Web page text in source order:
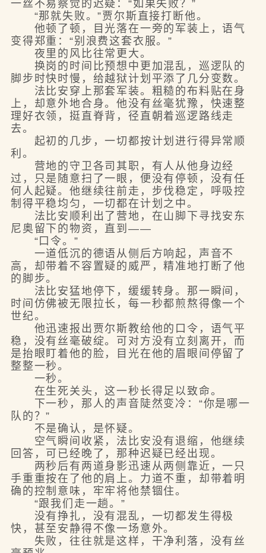
一丝不易察觉的迟疑：“如果失败？”
“那就失败。”贾尔斯直接打断他。
他顿了顿，目光落在一旁的军装上，语气
变得郑重：“别浪费这套衣服。”
夜里的风比往常更大。
换岗的时间比预想中更加混乱，巡逻队的
脚步时快时慢，给越狱计划平添了几分变数。
法比安穿上那套军装。粗糙的布料贴在身
上，却意外地合身。他没有丝毫犹豫，快速整
理好衣领，挺直脊背，径直朝着巡逻路线走
去。
起初的几步，一切都按计划进行得异常顺
利。
营地的守卫各司其职，有人从他身边经
过，只是随意扫了一眼，便没有停顿，没有任
何人起疑。他继续往前走，步伐稳定，呼吸控
制得平稳均匀，一切都在计划之中。
法比安顺利出了营地，在山脚下寻找安东
尼奥留下的物资，直到——
“口令。”
一道低沉的德语从侧后方响起，声音不
高，却带着不容置疑的威严，精准地打断了他
的脚步。
法比安猛地停下，缓缓转身。那一瞬间，
时间仿佛被无限拉长，每一秒都煎熬得像一个
世纪。
他迅速报出贾尔斯教给他的口令，语气平
稳，没有丝毫破绽。可对方没有立刻离开，而
是抬眼盯着他的脸，目光在他的眉眼间停留了
整整一秒。
一秒。
在生死关头，这一秒长得足以致命。
下一秒，那人的声音陡然变冷：“你是哪一
队的？”
不是确认，是怀疑。
空气瞬间收紧，法比安没有退缩，他继续
回答，可已经晚了，那种迟疑已经出现。
两秒后有两道身影迅速从两侧靠近，一只
手重重按在了他的肩上。力道不重，却带着明
确的控制意味，牢牢将他禁锢住。
“跟我们走一趟。”
没有挣扎，没有混乱，一切都发生得极
快，甚至安静得不像一场意外。
失败，往往就是这样，干净利落，没有丝